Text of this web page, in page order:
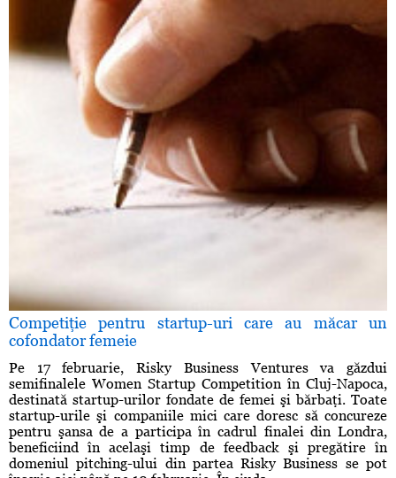
Competiţie pentru startup-uri care au măcar un
cofondator femeie
Pe 17 februarie, Risky Business Ventures va găzdui
semifinalele Women Startup Competition în Cluj-Napoca,
destinată startup-urilor fondate de femei şi bărbaţi. Toate
startup-urile şi companiile mici care doresc să concureze
pentru şansa de a participa în cadrul finalei din Londra,
beneficiind în acelaşi timp de feedback şi pregătire în
domeniul pitching-ului din partea Risky Business se pot